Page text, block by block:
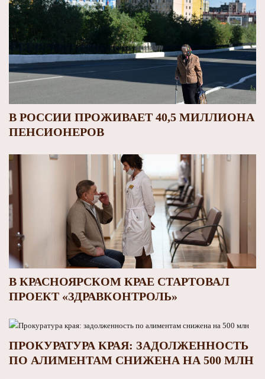
В РОССИИ ПРОЖИВАЕТ 40,5 МИЛЛИОНА
ПЕНСИОНЕРОВ
В КРАСНОЯРСКОМ КРАЕ СТАРТОВАЛ
ПРОЕКТ «ЗДРАВКОНТРОЛЬ»
ПРОКУРАТУРА КРАЯ: ЗАДОЛЖЕННОСТЬ
ПО АЛИМЕНТАМ СНИЖЕНА НА 500 МЛН